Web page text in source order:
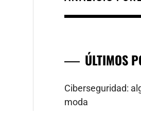
ÚLTIMOS
Ciberseguridad:
moda